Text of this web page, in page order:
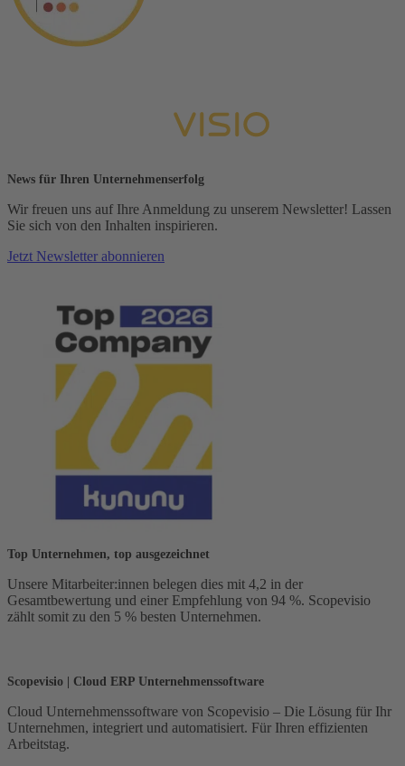
News für Ihren Unternehmenserfolg
Wir freuen uns auf Ihre Anmeldung zu unserem Newsletter! Lassen
Sie sich von den Inhalten inspirieren.
Jetzt Newsletter abonnieren
Top Unternehmen, top ausgezeichnet
Unsere Mitarbeiter:innen belegen dies mit 4,2 in der
Gesamtbewertung und einer Empfehlung von 94 %. Scopevisio
zählt somit zu den 5 % besten Unternehmen.
Scopevisio | Cloud ERP Unternehmenssoftware
Cloud Unternehmenssoftware von Scopevisio – Die Lösung für Ihr
Unternehmen, integriert und automatisiert. Für Ihren effizienten
Arbeitstag.